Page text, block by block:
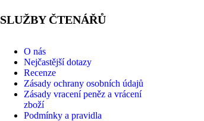
SLUŽBY ČTENÁŘŮ
O nás
Nejčastější dotazy
Recenze
Zásady ochrany osobních údajů
Zásady vracení peněz a vrácení
zboží
Podmínky a pravidla